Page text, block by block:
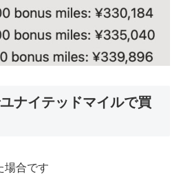
ナイテッドマイルで買
場合です